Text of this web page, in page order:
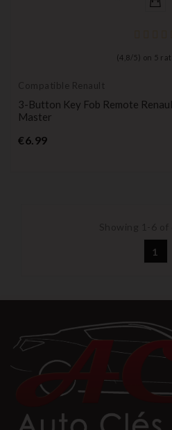
(4,8 / 5) on 5
Compatible Renault
3-Button Key Fob Remote
Master
€6.99Price
1